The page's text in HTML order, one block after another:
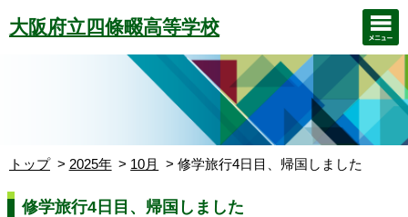
大阪府立四條畷高等学校
トップ 2025年 10月 修学旅行4日目、帰国しました
修学旅行4日目、帰国しました